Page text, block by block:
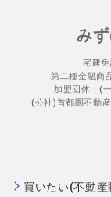
み
宅建
第二種金融商
加盟団体：(
(公社)首都圏不動
買いたい(不動